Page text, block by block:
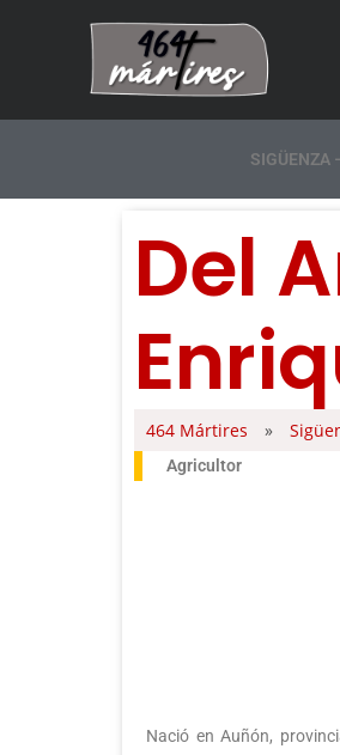
SIGÜENZA
Del
464 Mártires »
Agricultor
Nació en Auñón,